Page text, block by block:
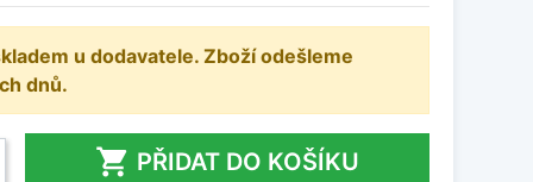
u dodavatele. Zboží odešleme
dnů.
 PŘIDAT DO KOŠÍKU